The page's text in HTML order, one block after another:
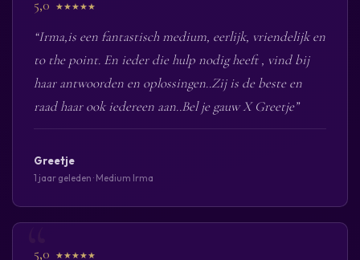
5,0 ★★★★★
“Irma,is een fantastisch medium, eerlijk, vriendelijk en
to the point. En ieder die hulp nodig heeft , vind bij
haar antwoorden en oplossingen..Zij is de beste en
raad haar ook iedereen aan..Bel je gauw X Greetje”
Greetje
1 jaar geleden · Medium Irma
5,0 ★★★★★